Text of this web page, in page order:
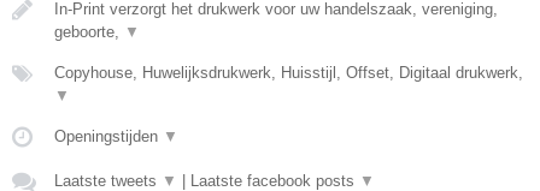
In-Print verzorgt het drukwerk voor uw handelszaak, vereniging,
geboorte,
▼
Copyhouse, Huwelijksdrukwerk, Huisstijl, Offset, Digitaal drukwerk,
▼
Openingstijden ▼
Laatste tweets ▼ | Laatste facebook posts ▼